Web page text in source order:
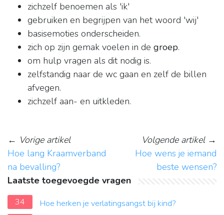
zichzelf benoemen als 'ik'
gebruiken en begrijpen van het woord 'wij'
basisemoties onderscheiden.
zich op zijn gemak voelen in de groep.
om hulp vragen als dit nodig is.
zelfstandig naar de wc gaan en zelf de billen
afvegen.
zichzelf aan- en uitkleden.
← Vorige artikel
Hoe lang Kraamverband
na bevalling?
Volgende artikel→
Hoe wens je iemand
beste wensen?
Laatste toegevoegde vragen
34
Hoe herken je verlatingsangst bij kind?